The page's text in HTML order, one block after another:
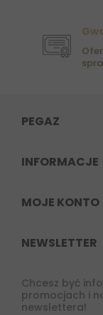
PEGAZ
INFORMACJE
MOJE KONTO
NEWSLETTER
Chcesz być
promocjach i
newslettera!